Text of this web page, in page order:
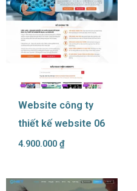
Website công ty
thiết kế website 06
4.900.000 ₫